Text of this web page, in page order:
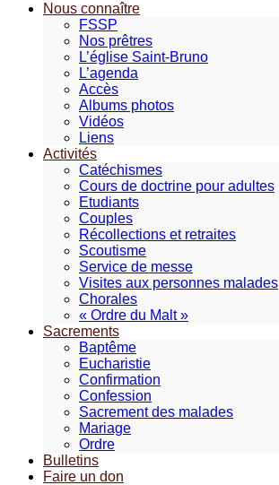
Nous connaître
FSSP
Nos prêtres
L’église Saint-Bruno
L’agenda
Accès
Albums photos
Vidéos
Liens
Activités
Catéchismes
Cours de doctrine pour adultes
Etudiants
Couples
Récollections et retraites
Scoutisme
Service de messe
Visites aux personnes malades
Chorales
« Ordre du Malt »
Sacrements
Baptême
Eucharistie
Confirmation
Confession
Sacrement des malades
Mariage
Ordre
Bulletins
Faire un don